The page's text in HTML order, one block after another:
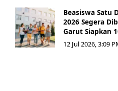
Beasiswa Satu
2026 Segera
Garut Siapkan
12 Jul 2026, 3:09